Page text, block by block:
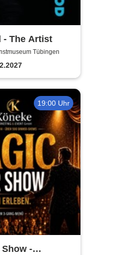
- The Artist
Tübingen
19:00 Uhr
-